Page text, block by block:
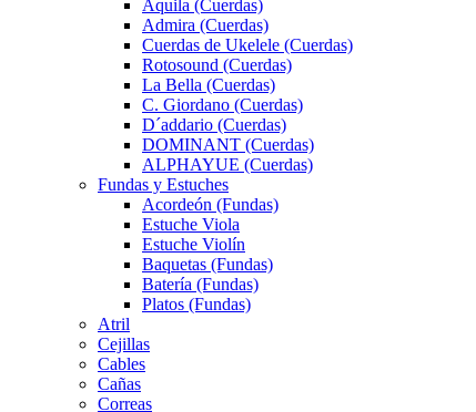
Aquila (Cuerdas)
Admira (Cuerdas)
Cuerdas de Ukelele (Cuerdas)
Rotosound (Cuerdas)
La Bella (Cuerdas)
C. Giordano (Cuerdas)
D´addario (Cuerdas)
DOMINANT (Cuerdas)
ALPHAYUE (Cuerdas)
Fundas y Estuches
Acordeón (Fundas)
Estuche Viola
Estuche Violín
Baquetas (Fundas)
Batería (Fundas)
Platos (Fundas)
Atril
Cejillas
Cables
Cañas
Correas